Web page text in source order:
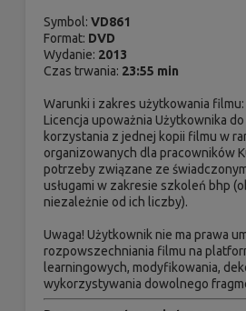
Symbol: VD861
Format: DVD
Wydanie: 2013
Czas trwania: 23:55 min
Warunki i zakres użytkowania filmu:
Licencja upoważnia Użytkownika
korzystania z jednej kopii filmu w
organizowanych dla pracowników
potrzeby związane ze
usługami w zakresie szkoleń bhp
niezależnie od ich liczby).
Uwaga! Użytkownik nie ma prawa
rozpowszechniania filmu na
learningowych, modyfikowania,
wykorzystywania dowolnego